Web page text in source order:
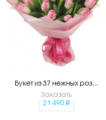
Букет из 37 нежных роз...
Заказать
21 490